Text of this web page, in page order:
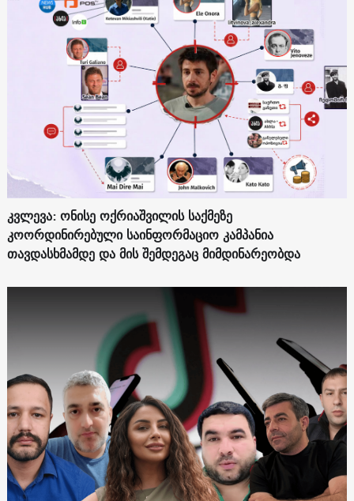
კვლევა: ონისე ოქრიაშვილის საქმეზე
კოორდინირებული საინფორმაციო კამპანია
თავდასხმამდე და მის შემდეგაც მიმდინარეობდა